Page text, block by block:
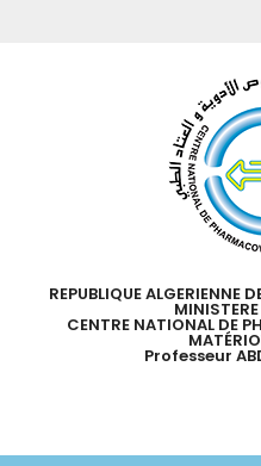
REPUBLIQUE ALGERIENNE
CENTRE NATIONAL DE
Professeur